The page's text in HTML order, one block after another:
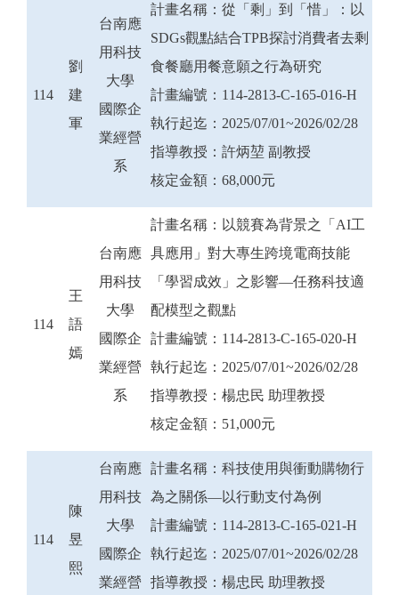
114
劉
建
軍
台南應
用科技
大學
國際企
業經營
系
計畫名稱：從「剩」到「惜」：以
SDGs觀點結合TPB探討消費者去剩
食餐廳用餐意願之行為研究
計畫編號：114-2813-C-165-016-H
執行起迄：2025/07/01~2026/02/28
指導教授：許炳堃 副教授
核定金額：68,000元
114
王
語
嫣
台南應
用科技
大學
國際企
業經營
系
計畫名稱：以競賽為背景之「AI工
具應用」對大專生跨境電商技能
「學習成效」之影響—任務科技適
配模型之觀點
計畫編號：114-2813-C-165-020-H
執行起迄：2025/07/01~2026/02/28
指導教授：楊忠民 助理教授
核定金額：51,000元
114
陳
昱
熙
台南應
用科技
大學
國際企
業經營
計畫名稱：科技使用與衝動購物行
為之關係—以行動支付為例
計畫編號：114-2813-C-165-021-H
執行起迄：2025/07/01~2026/02/28
指導教授：楊忠民 助理教授